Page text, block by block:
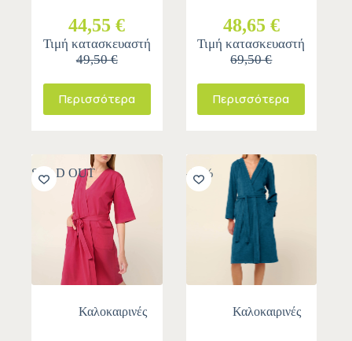
44,55 €
Τιμή κατασκευαστή
49,50 €
Περισσότερα
48,65 €
Τιμή κατασκευαστή
69,50 €
Περισσότερα
SOLD OUT
Καλοκαιρινές
-30%
Καλοκαιρινές